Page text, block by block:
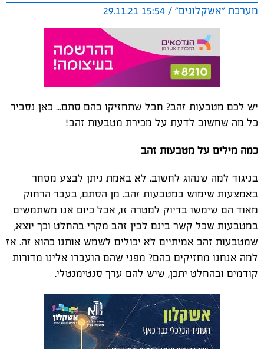
מערכת "אשקלונים" / 15:54 29.11.21
יש לכם מטבעות זהב? חבל שתחזיקו בהם סתם... כאן נסביר
כל מה שחשוב לדעת על מכירת מטבעות זהב!
כמה מילים על מטבעות זהב
בניגוד למה שנהוג לחשוב, לא באמת ניתן לבצע מסחר
באמצעות שימוש במטבעות זהב. מן הסתם, בעבר הרחוק
מאוד הם שימשו בדיוק למטרה זו, אבל כיום אנו משתמשים
במטבעות שכל קשר בינם לבין זהב מקרי בהחלט וכך יוצא,
שמטבעות זהב אמיתיים לא יכולים לשמש אותנו כהוא זה. אז
למה אנחנו מחזיקים בהם? מפני שהם הועברו אלינו מדורות
קודמים ובהחלט יתכן, שיש להם ערך סנטימנטלי.